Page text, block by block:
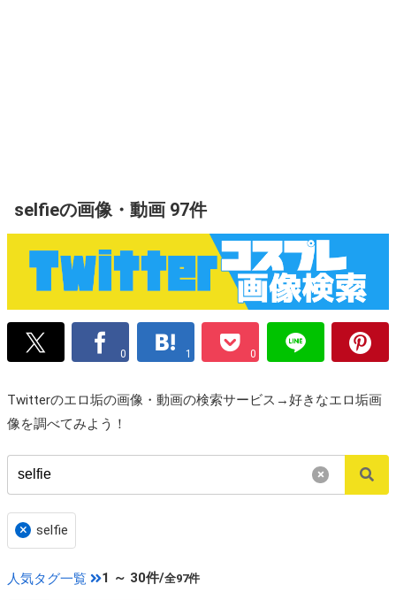
selfieの画像・動画 97件
0 1 0
Twitterのエロ垢の画像・動画の検索サービス→好きなエロ垢画
像を調べてみよう！
×
× selfie
人気タグ一覧 1 ～ 30件/全97件